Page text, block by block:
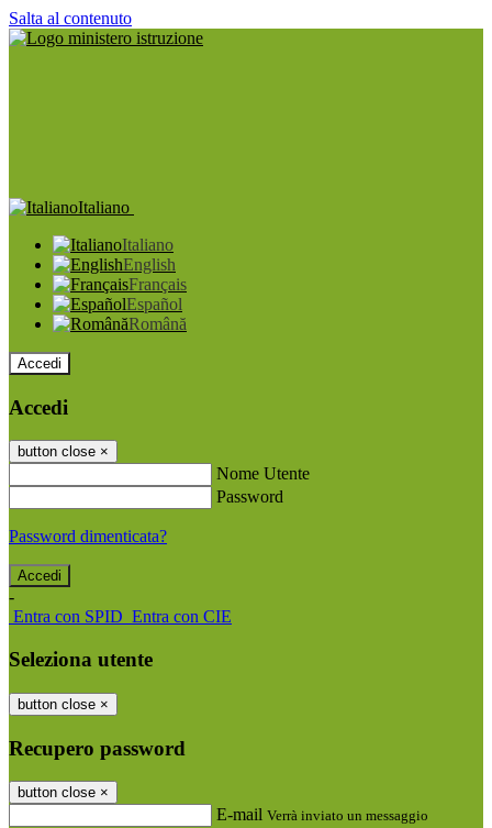
Salta al contenuto
Italiano
Italiano
English
Français
Español
Română
Accedi
Accedi
button close ×
Nome Utente
Password
Password dimenticata?
-
Entra con SPID Entra con CIE
Seleziona utente
button close ×
Recupero password
button close ×
E-mail Verrà inviato un messaggio